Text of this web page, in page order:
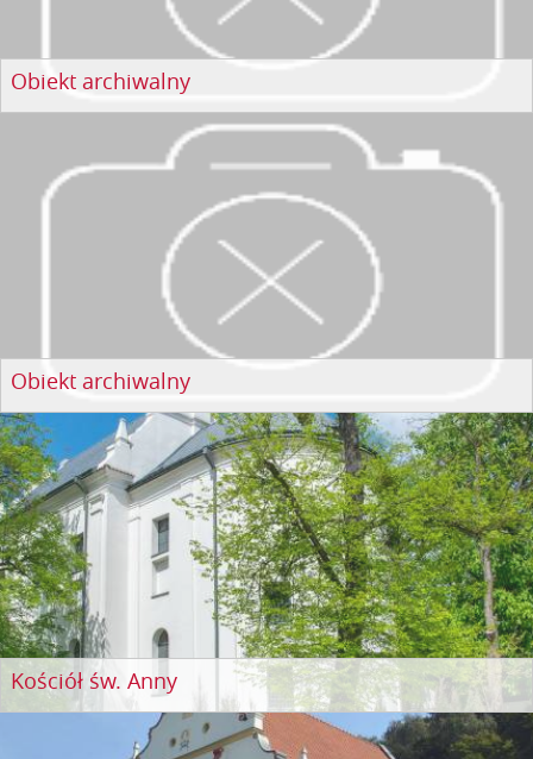
Obiekt archiwalny
Obiekt archiwalny
Kościół św. Anny